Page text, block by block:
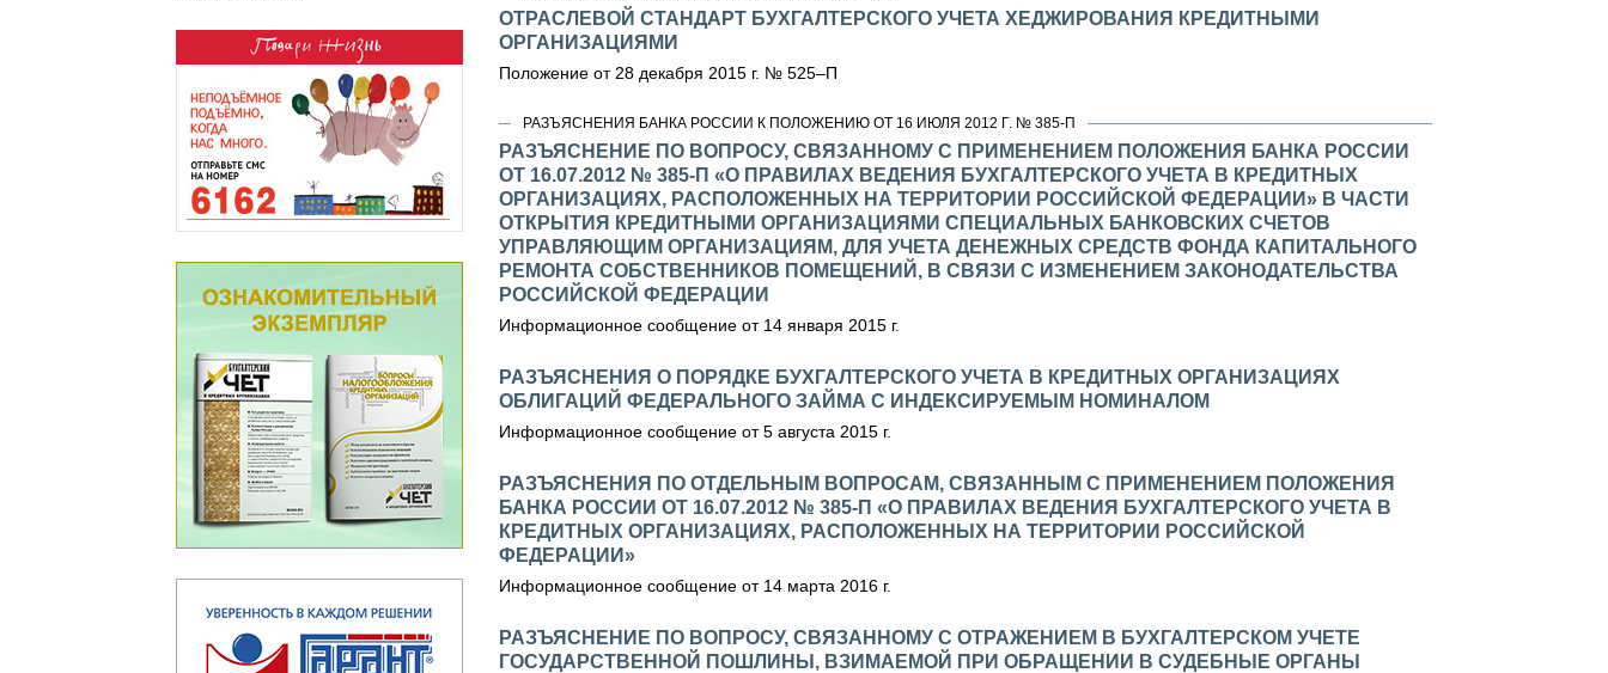
ОТРАСЛЕВОЙ СТАНДАРТ БУХГАЛТЕРСКОГО УЧЕТА ХЕДЖИРОВАНИЯ КРЕДИТНЫМИ
ОРГАНИЗАЦИЯМИ
Положение от 28 декабря 2015 г. № 525–П
РАЗЪЯСНЕНИЯ БАНКА РОССИИ К ПОЛОЖЕНИЮ ОТ 16 ИЮЛЯ 2012 Г. № 385-П
РАЗЪЯСНЕНИЕ ПО ВОПРОСУ, СВЯЗАННОМУ С ПРИМЕНЕНИЕМ ПОЛОЖЕНИЯ БАНКА РОССИИ
ОТ 16.07.2012 № 385-П «О ПРАВИЛАХ ВЕДЕНИЯ БУХГАЛТЕРСКОГО УЧЕТА В КРЕДИТНЫХ
ОРГАНИЗАЦИЯХ, РАСПОЛОЖЕННЫХ НА ТЕРРИТОРИИ РОССИЙСКОЙ ФЕДЕРАЦИИ» В ЧАСТИ
ОТКРЫТИЯ КРЕДИТНЫМИ ОРГАНИЗАЦИЯМИ СПЕЦИАЛЬНЫХ БАНКОВСКИХ СЧЕТОВ
УПРАВЛЯЮЩИМ ОРГАНИЗАЦИЯМ, ДЛЯ УЧЕТА ДЕНЕЖНЫХ СРЕДСТВ ФОНДА КАПИТАЛЬНОГО
РЕМОНТА СОБСТВЕННИКОВ ПОМЕЩЕНИЙ, В СВЯЗИ С ИЗМЕНЕНИЕМ ЗАКОНОДАТЕЛЬСТВА
РОССИЙСКОЙ ФЕДЕРАЦИИ
Информационное сообщение от 14 января 2015 г.
РАЗЪЯСНЕНИЯ О ПОРЯДКЕ БУХГАЛТЕРСКОГО УЧЕТА В КРЕДИТНЫХ ОРГАНИЗАЦИЯХ
ОБЛИГАЦИЙ ФЕДЕРАЛЬНОГО ЗАЙМА С ИНДЕКСИРУЕМЫМ НОМИНАЛОМ
Информационное сообщение от 5 августа 2015 г.
РАЗЪЯСНЕНИЯ ПО ОТДЕЛЬНЫМ ВОПРОСАМ, СВЯЗАННЫМ С ПРИМЕНЕНИЕМ ПОЛОЖЕНИЯ
БАНКА РОССИИ ОТ 16.07.2012 № 385-П «О ПРАВИЛАХ ВЕДЕНИЯ БУХГАЛТЕРСКОГО УЧЕТА В
КРЕДИТНЫХ ОРГАНИЗАЦИЯХ, РАСПОЛОЖЕННЫХ НА ТЕРРИТОРИИ РОССИЙСКОЙ
ФЕДЕРАЦИИ»
Информационное сообщение от 14 марта 2016 г.
РАЗЪЯСНЕНИЕ ПО ВОПРОСУ, СВЯЗАННОМУ С ОТРАЖЕНИЕМ В БУХГАЛТЕРСКОМ УЧЕТЕ
ГОСУДАРСТВЕННОЙ ПОШЛИНЫ, ВЗИМАЕМОЙ ПРИ ОБРАЩЕНИИ В СУДЕБНЫЕ ОРГАНЫ